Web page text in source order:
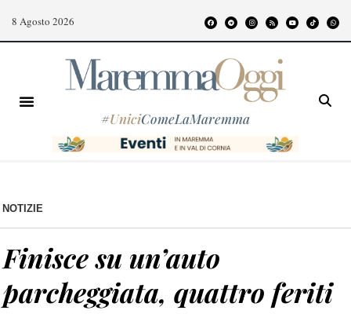
8 Agosto 2026
#UniciComeLaMaremma
NOTIZIE
Finisce su un’auto
parcheggiata, quattro feriti